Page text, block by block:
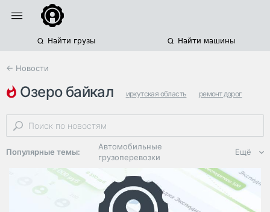
Найти грузы Найти машины
← Новости
озеро байкал иркутская область ремонт дорог
нацпроекты
Популярные темы:
Автомобильные
грузоперевозки
Региональная
логистика
ЭДО, ИТ в
Ещё